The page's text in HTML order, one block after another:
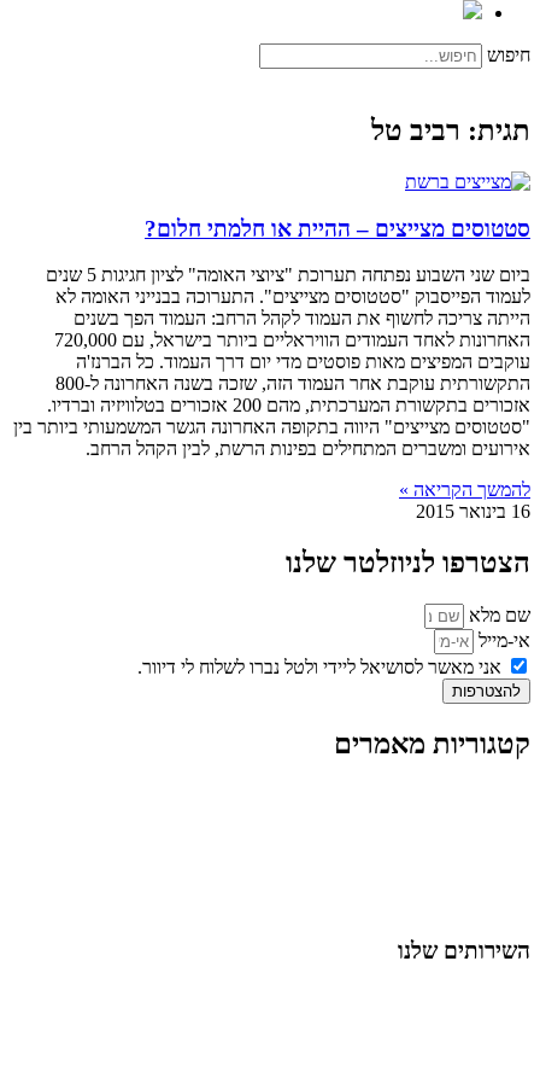
חיפוש
תגית: רביב טל
סטטוסים מצייצים – ההיית או חלמתי חלום?
ביום שני השבוע נפתחה תערוכת "ציוצי האומה" לציון חגיגות 5 שנים
לעמוד הפייסבוק "סטטוסים מצייצים". התערוכה בבנייני האומה לא
הייתה צריכה לחשוף את העמוד לקהל הרחב: העמוד הפך בשנים
האחרונות לאחד העמודים הוויראליים ביותר בישראל, עם 720,000
עוקבים המפיצים מאות פוסטים מדי יום דרך העמוד. כל הברנז'ה
התקשורתית עוקבת אחר העמוד הזה, שזכה בשנה האחרונה ל-800
אזכורים בתקשורת המערכתית, מהם 200 אזכורים בטלוויזיה וברדיו.
"סטטוסים מצייצים" היווה בתקופה האחרונה הגשר המשמעותי ביותר בין
אירועים ומשברים המתחילים בפינות הרשת, לבין הקהל הרחב.
להמשך הקריאה »
16 בינואר 2015
הצטרפו לניוזלטר שלנו
שם מלא
אי-מייל
אני מאשר לסושיאל ליידי ולטל נברו לשלוח לי דיוור.
להצטרפות
קטגוריות מאמרים
השירותים שלנו